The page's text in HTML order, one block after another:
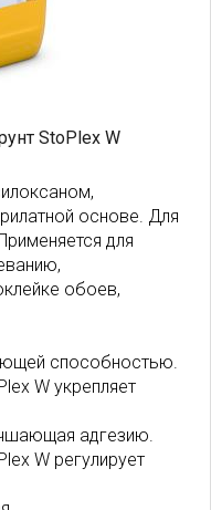
StoPlex W
основе. Для
для
обоев,
способностью.
W укрепляет
адгезию.
W регулирует